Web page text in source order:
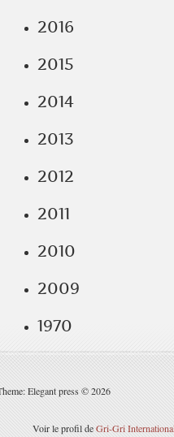
2016
2015
2014
2013
2012
2011
2010
2009
1970
Elegant press © 2026
Voir le profil deGri-Gri